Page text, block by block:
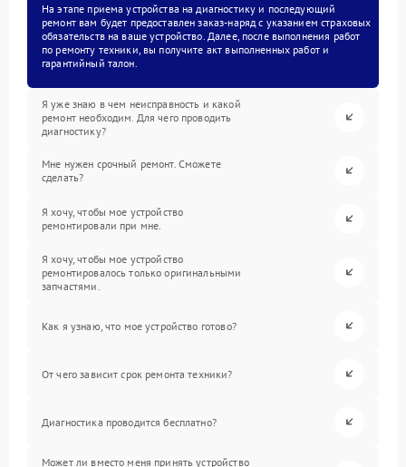
На этапе приема устройства на диагностику и последующий
ремонт вам будет предоставлен заказ-наряд с указанием страховых
обязательств на ваше устройство. Далее, после выполнения работ
по ремонту техники, вы получите акт выполненных работ и
гарантийный талон.
Я уже знаю в чем неисправность и какой
ремонт необходим. Для чего проводить
диагностику?
Мне нужен срочный ремонт. Сможете
сделать?
Я хочу, чтобы мое устройство
ремонтировали при мне.
Я хочу, чтобы мое устройство
ремонтировалось только оригинальными
запчастями.
Как я узнаю, что мое устройство готово?
От чего зависит срок ремонта техники?
Диагностика проводится бесплатно?
Может ли вместо меня принять устройство